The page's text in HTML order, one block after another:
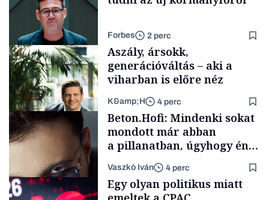
Politika
Forbes 2 perc
TÁMOGATÓI
TARTALOM
Aszály, ársokk,
generációváltás – aki a
viharban is előre néz
K&amp;H 4 perc
Beton.Hofi: Mindenki sokat
mondott már abban
a pillanatban, úgyhogy én
a legsarkosabb
gondolataimat akartam
kimondani
Vaszkó Iván 4 perc
Egy olyan politikus miatt